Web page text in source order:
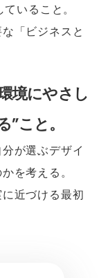
いること。
「ビジネスと
境にやさし
こと。
が選ぶデザイ
を考える。
近づける最初